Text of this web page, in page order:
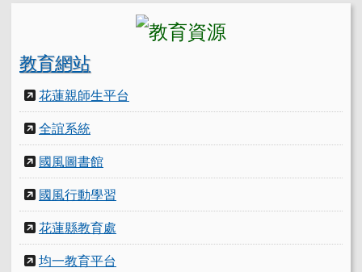
教育網站
花蓮親師生平台
全誼系統
國風圖書館
國風行動學習
花蓮縣教育處
均一教育平台